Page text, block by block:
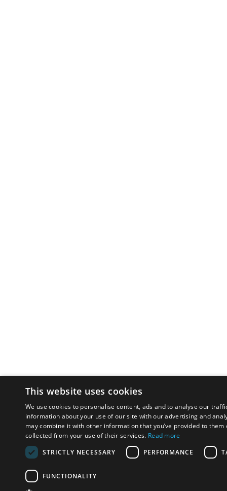
This website uses cookies
We use cookies to personalise content, ads and to analyse our
information about your use of our site with our advertising and
may combine it with other information that you’ve provided to them
collected from your use of their services. Read more
STRICTLY NECESSARY
PERFORMANCE
FUNCTIONALITY